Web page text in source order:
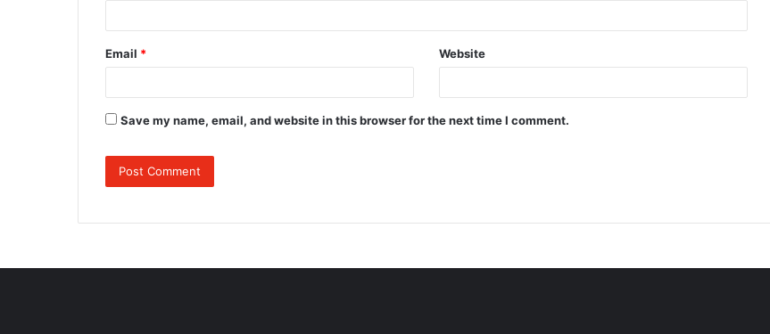
Email * Website
Save my name, email, and website in this browser for the next time I comment.